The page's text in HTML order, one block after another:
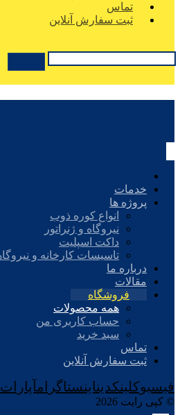
تماس
ثبت سفارش آنلاین
خدمات
پروژه ها
انواع کوره ذوب
نیروگاه و ژنراتور
داکت اسپلیت
تاسیسات کارخانه و
درباره ما
مقالات
فروشگاه
همه محصولات
حساب کاربری من
سبد خرید
تماس
ثبت سفارش آنلاین
فیسبوکلینکدیناینستاگرامآپارات
© کپی رایت 2026